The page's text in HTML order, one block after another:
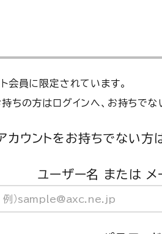
会員に限定されています。
ちの方はログインへ、お持ちで
カウントをお持ちでない方
ユーザー名 または メ